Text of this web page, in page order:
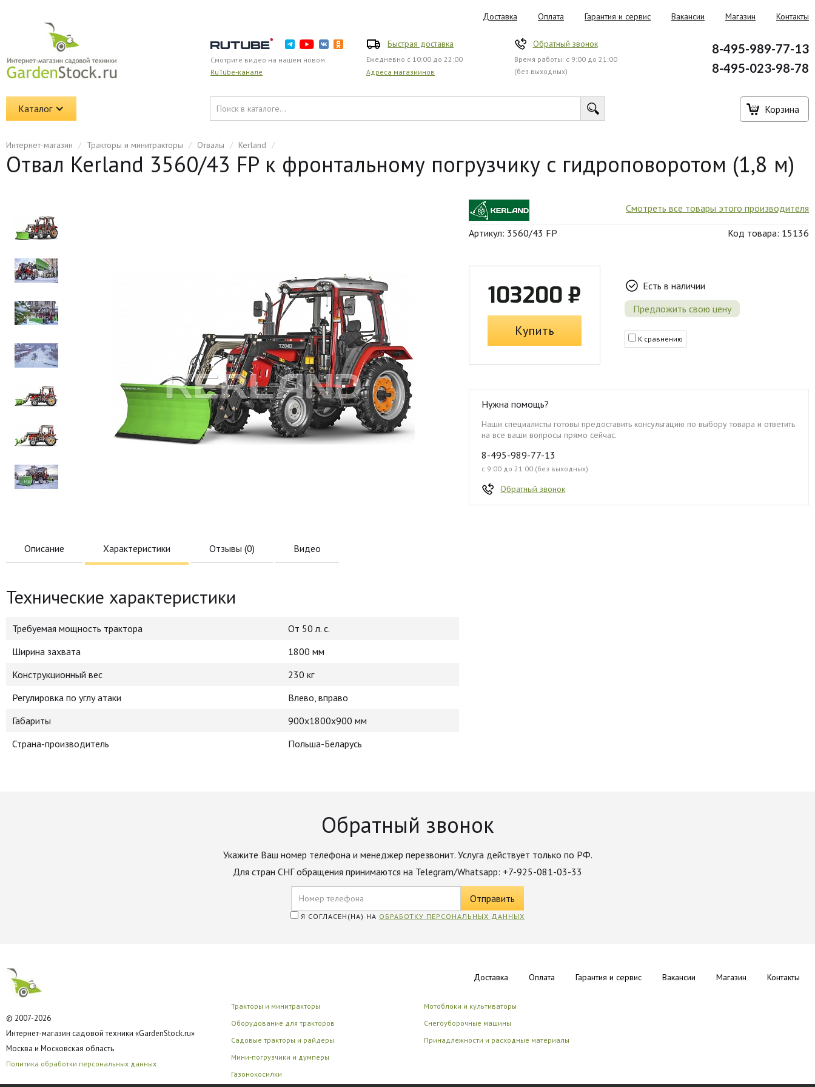
Доставка Оплата Гарантия и сервис Вакансии Магазин Контакты
Смотрите видео на нашем новом
RuTube-канале
Быстрая доставка
Ежедневно с 10:00 до 22:00
Адреса магазиинов
Обратный звонок
Время работы: с 9:00 до 21:00
(без выходных)
8-495-989-77-13
8-495-023-98-78
Каталог Корзина
Интернет-магазин / Тракторы и минитракторы / Отвалы / Kerland /
Отвал Kerland 3560/43 FP к фронтальному погрузчику с гидроповоротом (1,8 м)
Смотреть все товары этого производителя
Артикул: 3560/43 FP Код товара: 15136
103200 ₽
Купить
Есть в наличии
Предложить свою цену
К сравнению
Нужна помощь?
Наши специалисты готовы предоставить консультацию по выбору товара и ответить
на все ваши вопросы прямо сейчас.
8-495-989-77-13
с 9:00 до 21:00 (без выходных)
Обратный звонок
Описание Характеристики Отзывы (0) Видео
Технические характеристики
Требуемая мощность трактора
От 50 л. с.
Ширина захвата
1800 мм
Конструкционный вес
230 кг
Регулировка по углу атаки
Влево, вправо
Габариты
900х1800х900 мм
Страна-производитель
Польша-Беларусь
Обратный звонок
Укажите Ваш номер телефона и менеджер перезвонит. Услуга действует только по РФ.
Для стран СНГ обращения принимаются на Telegram/Whatsapp: +7-925-081-03-33
Я СОГЛАСЕН(НА) НА ОБРАБОТКУ ПЕРСОНАЛЬНЫХ ДАННЫХ
© 2007-2026
Интернет-магазин садовой техники «GardenStock.ru»
Москва и Московская область
Политика обработки персональных данных
Доставка Оплата Гарантия и сервис Вакансии Магазин Контакты
Тракторы и минитракторы
Оборудование для тракторов
Садовые тракторы и райдеры
Мини-погрузчики и думперы
Газонокосилки
Мотоблоки и культиваторы
Снегоуборочные машины
Принадлежности и расходные материалы